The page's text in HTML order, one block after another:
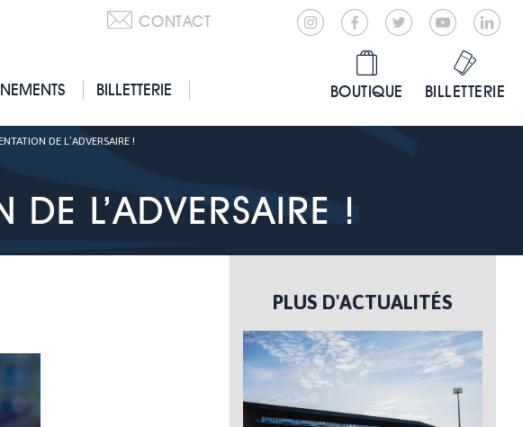
CONTACT
BILLETTERIE
BOUTIQUE BILLETTERIE
DE L’ADVERSAIRE !
DE L’ADVERSAIRE !
PLUS D'ACTUALITÉS